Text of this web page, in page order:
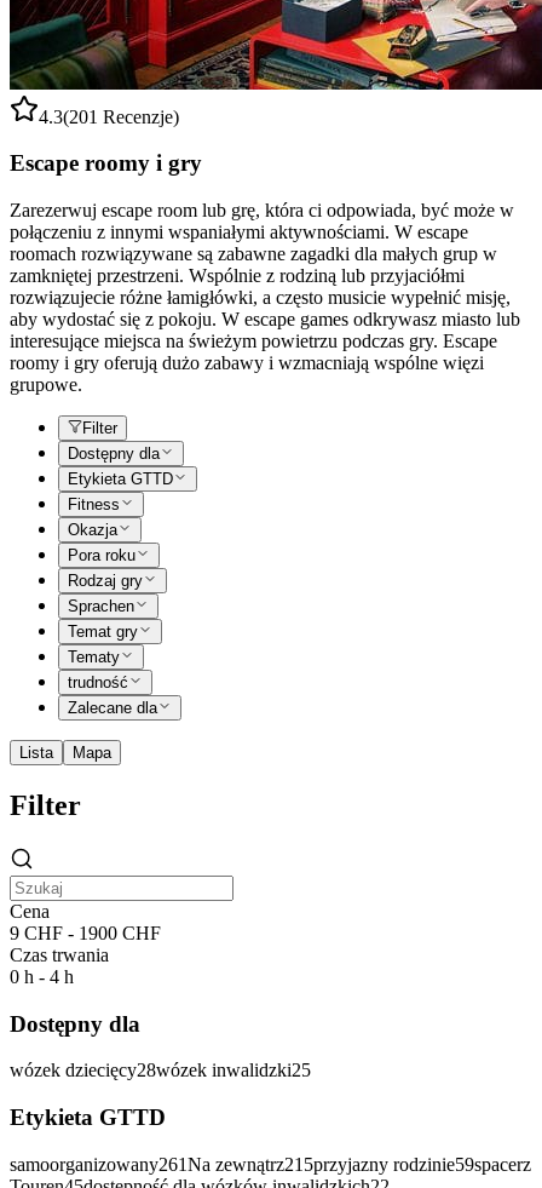
4.3(201 Recenzje)
Escape roomy i gry
Zarezerwuj escape room lub grę, która ci odpowiada, być może w
połączeniu z innymi wspaniałymi aktywnościami. W escape
roomach rozwiązywane są zabawne zagadki dla małych grup w
zamkniętej przestrzeni. Wspólnie z rodziną lub przyjaciółmi
rozwiązujecie różne łamigłówki, a często musicie wypełnić misję,
aby wydostać się z pokoju. W escape games odkrywasz miasto lub
interesujące miejsca na świeżym powietrzu podczas gry. Escape
roomy i gry oferują dużo zabawy i wzmacniają wspólne więzi
grupowe.
Filter
Dostępny dla
Etykieta GTTD
Fitness
Okazja
Pora roku
Rodzaj gry
Sprachen
Temat gry
Tematy
trudność
Zalecane dla
Lista Mapa
Filter
Cena
9 CHF - 1900 CHF
Czas trwania
0 h - 4 h
Dostępny dla
wózek dziecięcy28wózek inwalidzki25
Etykieta GTTD
samoorganizowany261Na zewnątrz215przyjazny rodzinie59spacerz